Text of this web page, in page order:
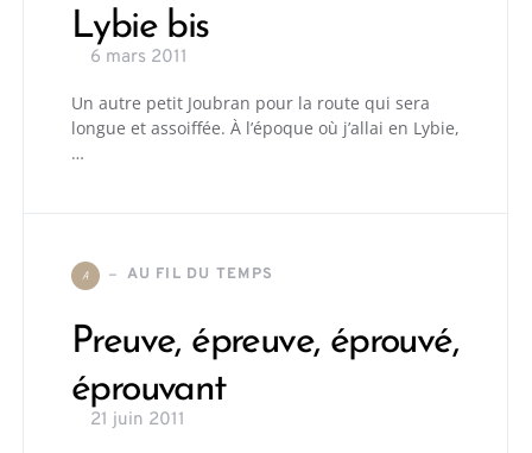
Lybie bis
6 mars 2011
Un autre petit Joubran pour la route qui sera
longue et assoiffée. À l’époque où j’allai en Lybie,
…
A AU FIL DU TEMPS
Preuve, épreuve, éprouvé,
éprouvant
21 juin 2011